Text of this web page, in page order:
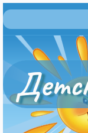
Форма поиска
Поиск